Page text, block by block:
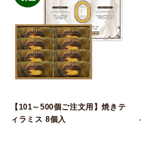
【101～500個ご注文用】焼きテ
ィラミス 8個入